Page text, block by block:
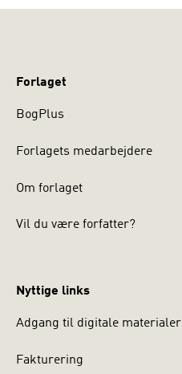
Forlaget
BogPlus
Forlagets medarbejdere
Om forlaget
Vil du være forfatter?
Nyttige links
Adgang til digitale materialer
Fakturering